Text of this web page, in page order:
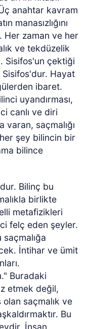
anahtar kavram
manasızlığını
Her zaman ve her
ve tekdüzelik
Sisifos'un çektiği
Hayat
ibaret.
uyandırması,
canlı ve diri
varan, saçmalığı
şey bilincin bir
bilince
Bilinç bu
birlikte
metafizikleri
felç eden şeyler.
saçmalığa
İntihar ve ümit
Buradaki
etmek değil,
olan saçmalık ve
Bu
İnsan